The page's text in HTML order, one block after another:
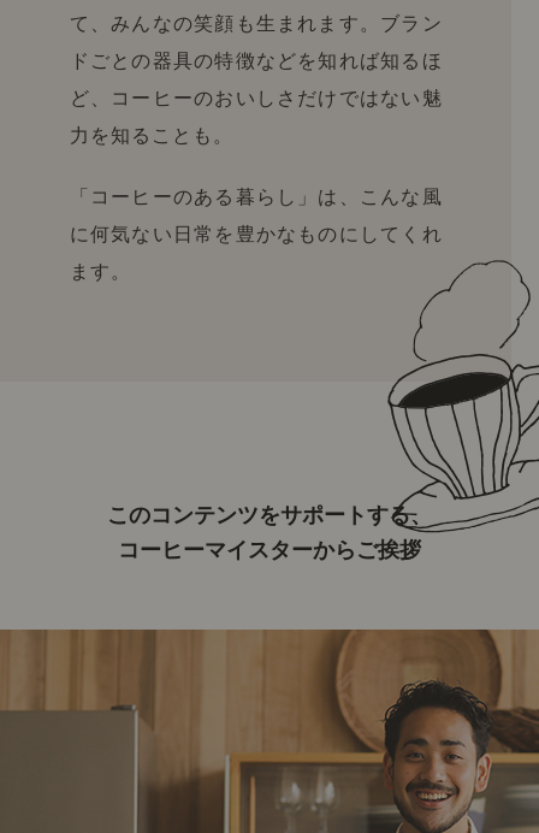
て、みんなの笑顔も生まれます。ブラン
ドごとの器具の特徴などを知れば知るほ
ど、コーヒーのおいしさだけではない魅
力を知ることも。
「コーヒーのある暮らし」は、こんな風
に何気ない日常を豊かなものにしてくれ
ます。
このコンテンツをサポートする、
コーヒーマイスターからご挨拶